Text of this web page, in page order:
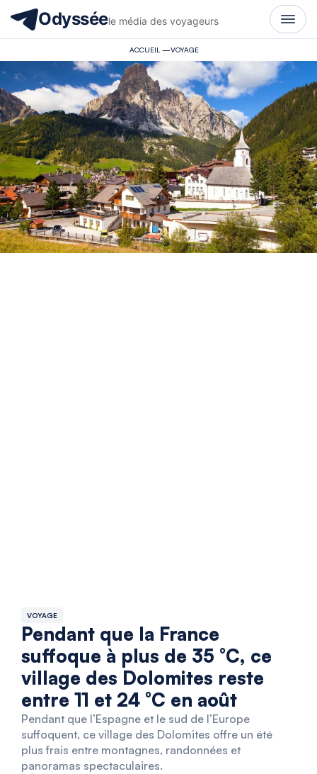
Odysséele média des voyageurs
ACCUEIL —VOYAGE
VOYAGE
Pendant que la France
suffoque à plus de 35 °C, ce
village des Dolomites reste
entre 11 et 24 °C en août
Pendant que l’Espagne et le sud de l’Europe
suffoquent, ce village des Dolomites offre un été
plus frais entre montagnes, randonnées et
panoramas spectaculaires.